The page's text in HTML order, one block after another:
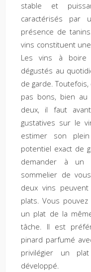
stable et
caractérisés par
présence de
vins constituent
Les vins à boire
dégustés au
de garde.
pas bons, bien au
deux, il faut
gustatives sur le
estimer son
potentiel exact de
demander à un
sommelier de
deux vins
plats. Vous
un plat de la
tâche. Il est
pinard parfumé
privilégier un
développé.